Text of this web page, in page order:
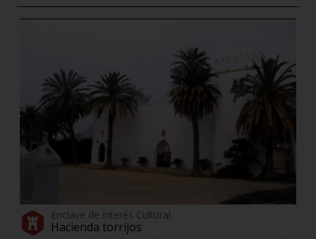
Enclave de interés Cultural
Hacienda torrijos